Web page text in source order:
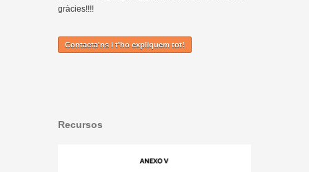
gràcies!!!!
Contacta'ns i t'ho expliquem tot!
Recursos